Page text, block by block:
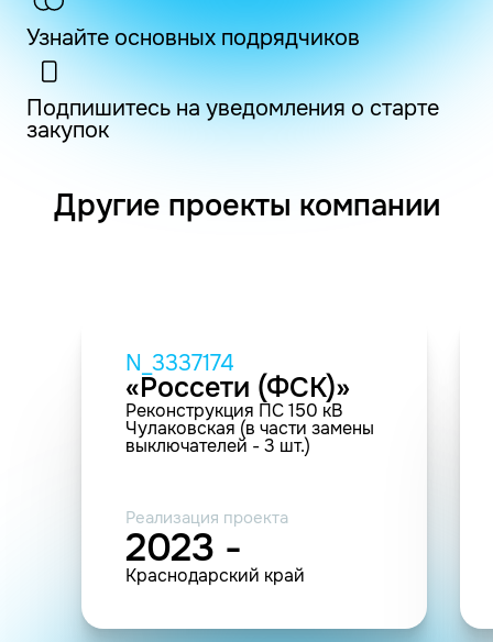
Узнайте основных подрядчиков
Подпишитесь на уведомления о старте
закупок
Другие проекты компании
N_3337174
«Россети (ФСК)»
Реконструкция ПС 150 кВ
Чулаковская (в части замены
выключателей - 3 шт.)
Реализация проекта
2023 -
Краснодарский край